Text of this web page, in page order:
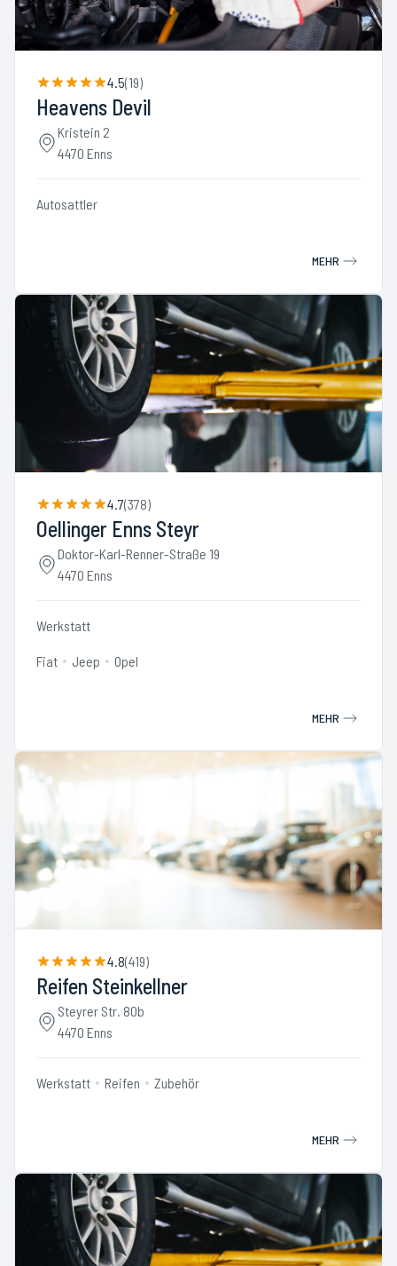
4.5(19)
Heavens Devil
Kristein 2
4470 Enns
Autosattler
MEHR
4.7(378)
Oellinger Enns Steyr
Doktor-Karl-Renner-Straße 19
4470 Enns
Werkstatt
Fiat Jeep Opel
MEHR
4.8(419)
Reifen Steinkellner
Steyrer Str. 80b
4470 Enns
Werkstatt Reifen Zubehör
MEHR